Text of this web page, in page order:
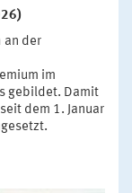
an der
im
gebildet. Damit
dem 1. Januar